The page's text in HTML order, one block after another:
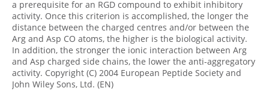
a prerequisite for an RGD compound to exhibit inhibitory
activity. Once this criterion is accomplished, the longer the
distance between the charged centres and/or between the
Arg and Asp CO atoms, the higher is the biological activity.
In addition, the stronger the ionic interaction between Arg
and Asp charged side chains, the lower the anti-aggregatory
activity. Copyright (C) 2004 European Peptide Society and
John Wiley Sons, Ltd. (EN)